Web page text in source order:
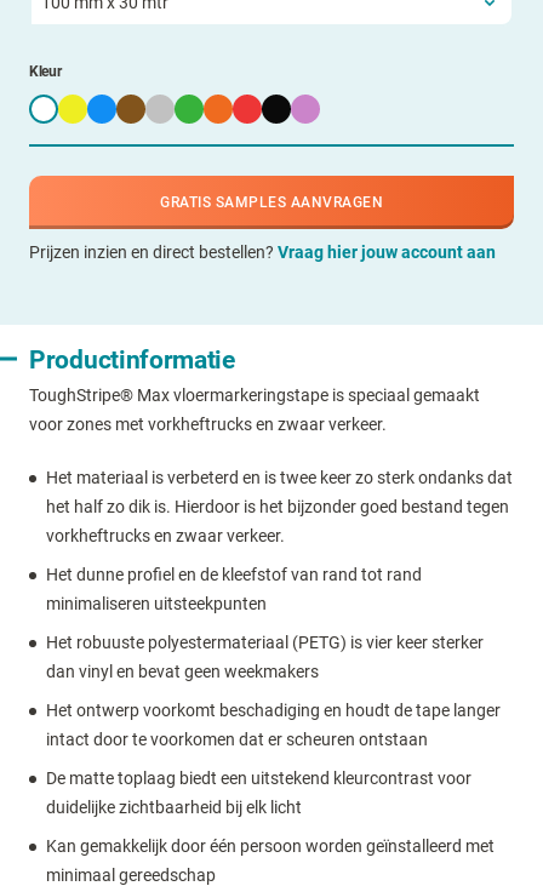
Kleur
GRATIS SAMPLES AANVRAGEN
Prijzen inzien en direct bestellen? Vraag hier jouw account aan
Productinformatie
ToughStripe® Max vloermarkeringstape is speciaal gemaakt
voor zones met vorkheftrucks en zwaar verkeer.
Het materiaal is verbeterd en is twee keer zo sterk ondanks dat
het half zo dik is. Hierdoor is het bijzonder goed bestand tegen
vorkheftrucks en zwaar verkeer.
Het dunne profiel en de kleefstof van rand tot rand
minimaliseren uitsteekpunten
Het robuuste polyestermateriaal (PETG) is vier keer sterker
dan vinyl en bevat geen weekmakers
Het ontwerp voorkomt beschadiging en houdt de tape langer
intact door te voorkomen dat er scheuren ontstaan
De matte toplaag biedt een uitstekend kleurcontrast voor
duidelijke zichtbaarheid bij elk licht
Kan gemakkelijk door één persoon worden geïnstalleerd met
minimaal gereedschap